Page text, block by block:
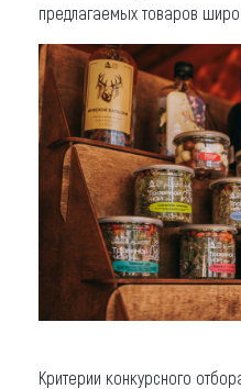
предлагаемых товаров
Критерии конкурсного